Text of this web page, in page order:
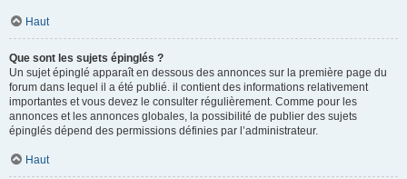
Haut
Que sont les sujets épinglés ?
Un sujet épinglé apparaît en dessous des annonces sur la première page du
forum dans lequel il a été publié. il contient des informations relativement
importantes et vous devez le consulter régulièrement. Comme pour les
annonces et les annonces globales, la possibilité de publier des sujets
épinglés dépend des permissions définies par l’administrateur.
Haut